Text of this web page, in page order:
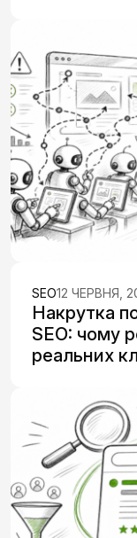
SEO12 ЧЕРВНЯ,
Накрутка
SEO: чому
реальних